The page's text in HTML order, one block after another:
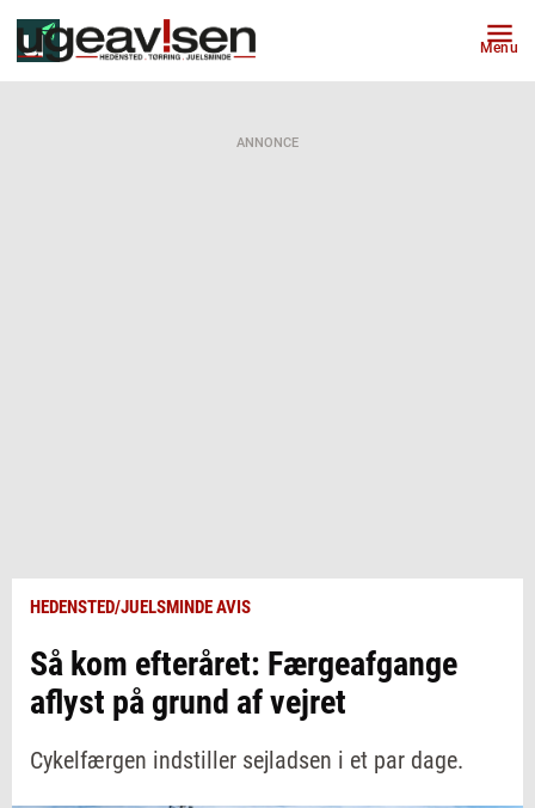
Menu
ANNONCE
HEDENSTED/JUELSMINDE AVIS
Så kom efteråret: Færgeafgange
aflyst på grund af vejret
Cykelfærgen indstiller sejladsen i et par dage.